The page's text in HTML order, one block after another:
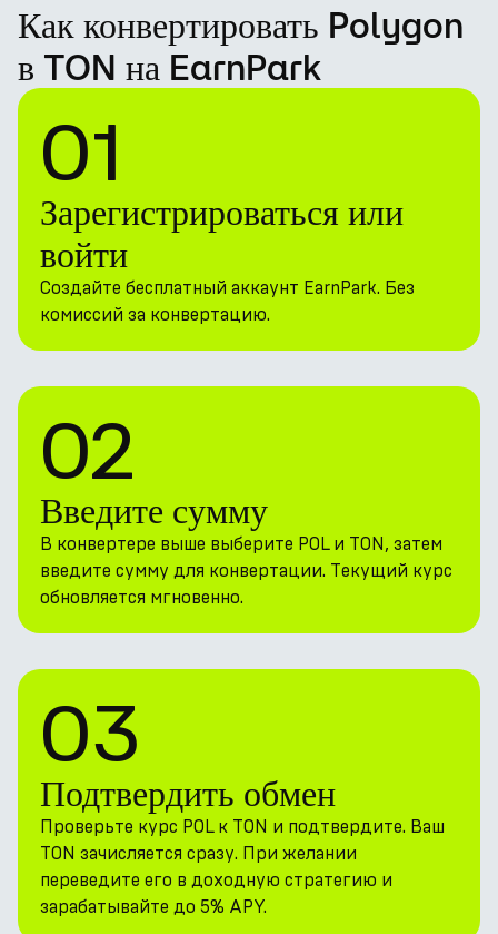
Как конвертировать Polygon
в TON на EarnPark
01
Зарегистрироваться или
войти
Создайте бесплатный аккаунт EarnPark. Без
комиссий за конвертацию.
02
Введите сумму
В конвертере выше выберите POL и TON, затем
введите сумму для конвертации. Текущий курс
обновляется мгновенно.
03
Подтвердить обмен
Проверьте курс POL к TON и подтвердите. Ваш
TON зачисляется сразу. При желании
переведите его в доходную стратегию и
зарабатывайте до 5% APY.